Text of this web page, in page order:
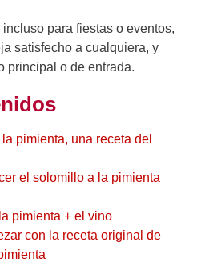
para fiestas o eventos,
satisfecho a cualquiera, y
principal o de entrada.
pimienta, una receta del
el solomillo a la pimienta
pimienta + el vino
con la receta original de